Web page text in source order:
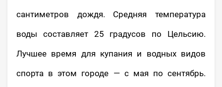
сантиметров дождя. Средняя температура
воды составляет 25 градусов по Цельсию.
Лучшее время для купания и водных видов
спорта в этом городе — с мая по сентябрь.